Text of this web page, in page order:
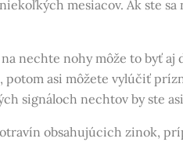
mesiacov. Ak ste sa
nechte nohy môže to byť aj
asi môžete vylúčiť
signáloch nechtov by ste
obsahujúcich zinok,